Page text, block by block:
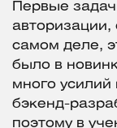
Первые
авторизации,
самом деле,
было в
много
бэкенд-
поэтому в